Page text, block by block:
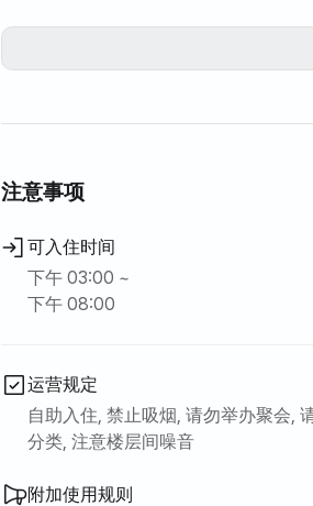
4. 单独结算：从押金中结算后返还
*网络使用费：2,500韩元/晚，另行计算
-基本价格1200韩元
5.配有冰箱、泡菜冰箱、冷冻柜，足够一
7. 房子很整洁，房间里有一张床和一个
8.由于这里是住宅区，请勿大声喧哗。
9. 您必须自行将垃圾分类，并使用分类
注意事项
可入住时间
下午 03:00 ~
下午 08:00
运营规定
自助入住, 禁止吸烟, 请勿举办聚会,
分类, 注意楼层间噪音
附加使用规则